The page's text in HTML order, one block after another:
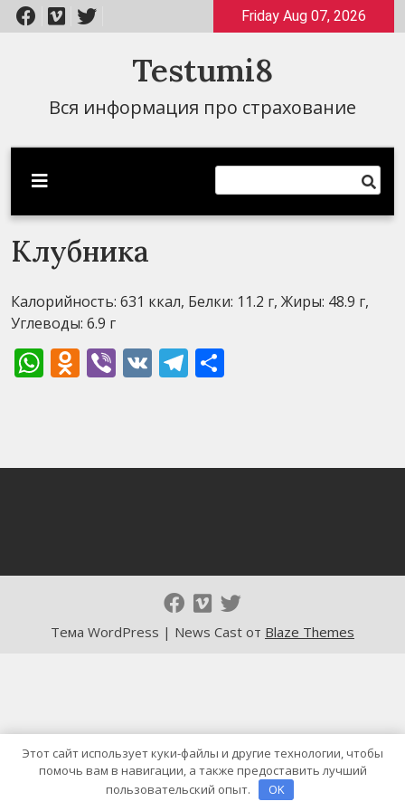
Перейти
к
Friday Aug 07, 2026
Testumi8
Вся информация про страхование
Клубника
Калорийность: 631 ккал, Белки: 11.2 г, Жиры: 48.9 г,
Углеводы: 6.9 г
WhatsApp
Odnoklassniki
Viber
VK Telegram
Тема WordPress | News Cast от Blaze Themes
Этот сайт использует куки-файлы и другие технологии, чтобы
помочь вам в навигации, а также предоставить лучший
пользовательский опыт.
OK